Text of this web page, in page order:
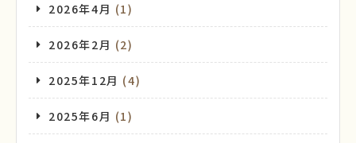
2026年4月 (1)
2026年2月 (2)
2025年12月 (4)
2025年6月 (1)